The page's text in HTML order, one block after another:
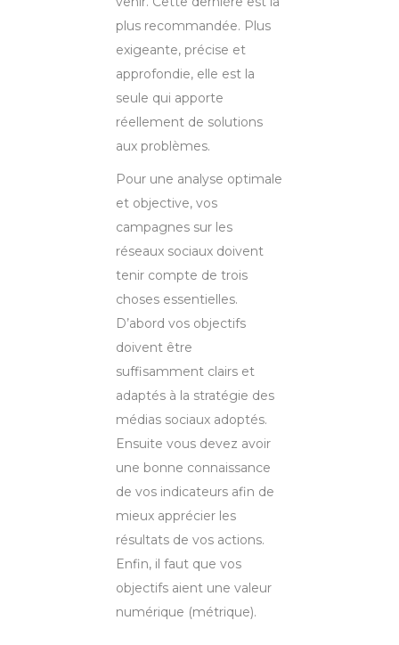
plus recommandée. Plus
exigeante, précise et
approfondie, elle est la
seule qui apporte
réellement de solutions
aux problèmes.
Pour une analyse optimale
et objective, vos
campagnes sur les
réseaux sociaux doivent
tenir compte de trois
choses essentielles.
D’abord vos objectifs
doivent être
suffisamment clairs et
adaptés à la stratégie des
médias sociaux adoptés.
Ensuite vous devez avoir
une bonne connaissance
de vos indicateurs afin de
mieux apprécier les
résultats de vos actions.
Enfin, il faut que vos
objectifs aient une valeur
numérique (métrique).